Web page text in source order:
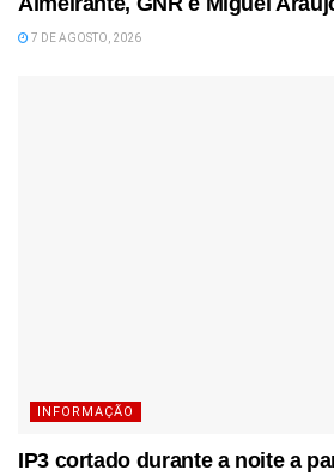
7 DE AGOSTO, 2026
INFORMAÇÃO
IP3 cortado durante a noite a